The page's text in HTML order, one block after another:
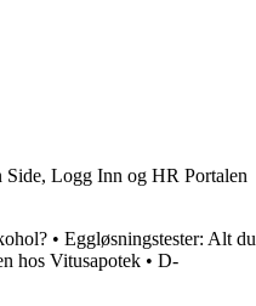
Side, Logg Inn og HR Portalen
• Eggløsningstester: Alt du
hos Vitusapotek • D-